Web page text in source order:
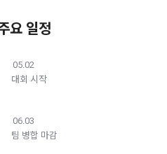
확인
의 이용약관 또는 정책(이하
또는 관계 법령에 의한 변경사
자 7일 이전부터 적용일자 전일
수집방법
일, 국가, 직업
요 일정
05.02
대회 시작
06.03
팀 병합 마감